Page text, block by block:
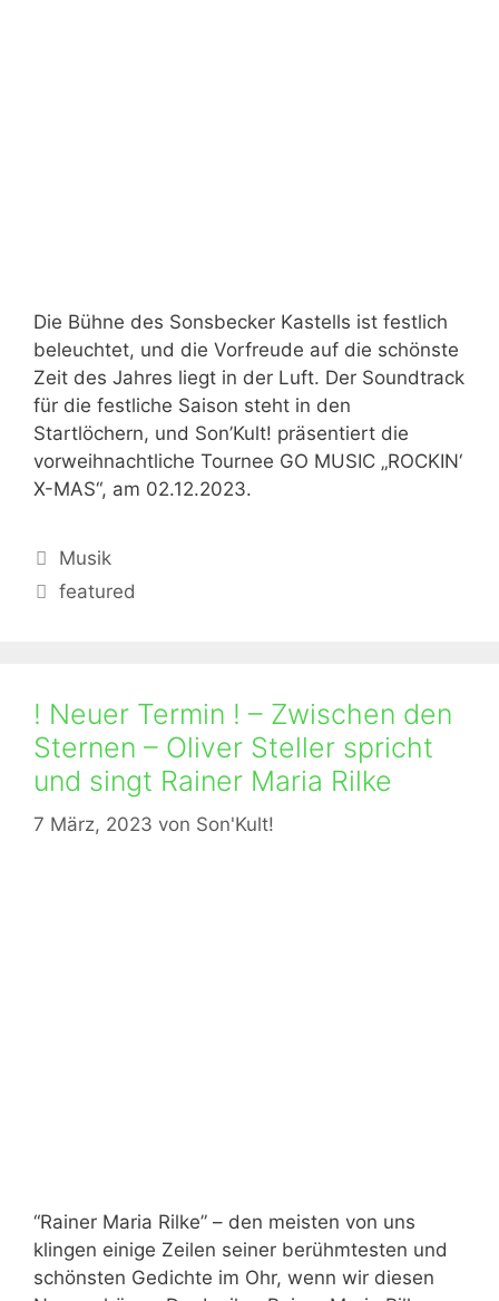
Die Bühne des Sonsbecker Kastells ist festlich
beleuchtet, und die Vorfreude auf die schönste
Zeit des Jahres liegt in der Luft. Der Soundtrack
für die festliche Saison steht in den
Startlöchern, und Son’Kult! präsentiert die
vorweihnachtliche Tournee GO MUSIC „ROCKIN‘
X-MAS“, am 02.12.2023.
Kategorien
Musik
Schlagwörter
featured
! Neuer Termin ! – Zwischen den
Sternen – Oliver Steller spricht
und singt Rainer Maria Rilke
7 März, 2023 von Son'Kult!
“Rainer Maria Rilke” – den meisten von uns
klingen einige Zeilen seiner berühmtesten und
schönsten Gedichte im Ohr, wenn wir diesen